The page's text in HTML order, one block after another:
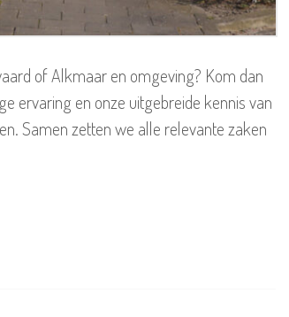
of Alkmaar en omgeving? Kom dan
ervaring en onze uitgebreide kennis van
Samen zetten we alle relevante zaken